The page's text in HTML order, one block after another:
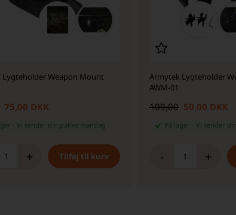
Lygteholder Weapon Mount
75,00 DKK
-Vi sender din pakke mandag
+
Armytek Lygteholder
AWM-01
109,00 50,00 DKK
På lager Vi sender
- +